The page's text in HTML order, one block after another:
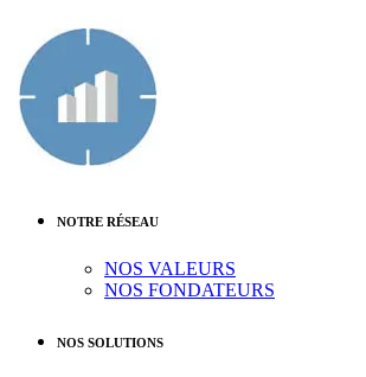
NOTRE RÉSEAU
NOS VALEURS
NOS FONDATEURS
NOS SOLUTIONS